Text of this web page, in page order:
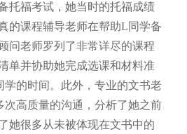
托福考试，她当时的托福成绩
的课程辅导老师在帮助L同学备
问老师罗列了非常详尽的课程
单并协助她完成选课和材料准
的时间。此外，专业的文书老
次高质量的沟通，分析了她之前
她很多从未被体现在文书中的